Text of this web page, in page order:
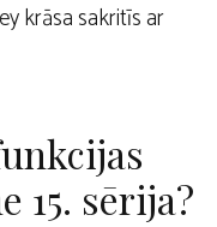
krāsa sakritīs ar
15. sērija?